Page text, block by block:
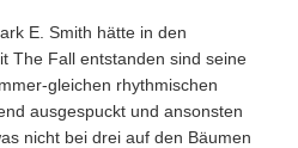
E. Smith hätte in den
The Fall entstanden sind seine
gleichen rhythmischen
ausgespuckt und ansonsten
nicht bei drei auf den Bäumen